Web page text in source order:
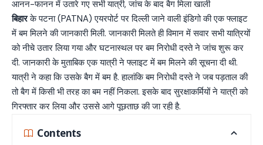
बिहारके पटना (PATNA) एयरपोर्ट पर दिल्ली जाने वाली इंडिगो की एक फ्लाइट
में बम मिलने की जानकारी मिली. जानकारी मिलते ही विमान में सवार सभी यात्रियों
को नीचे उतार लिया गया और घटनास्थल पर बम निरोधी दस्ते ने जांच शुरू कर
दी. जानकारी के मुताबिक एक यात्री ने फ्लाइट में बम मिलने की सूचना दी थी.
यात्री ने कहा कि उसके बैग में बम है. हालांकि बम निरोधी दस्ते ने जब पड़ताल की
तो बैग में किसी भी तरह का बम नहीं निकला. इसके बाद सुरक्षाकर्मियों ने यात्री को
गिरफ्तार कर लिया और उससे आगे पूछताछ की जा रही है.
Contents